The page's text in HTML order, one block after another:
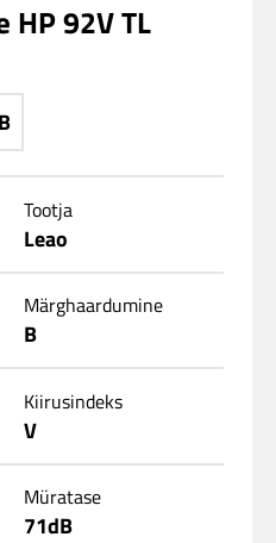
HP 92V TL
Tootja
Leao
Märghaardumine
B
Kiirusindeks
V
Müratase
71dB